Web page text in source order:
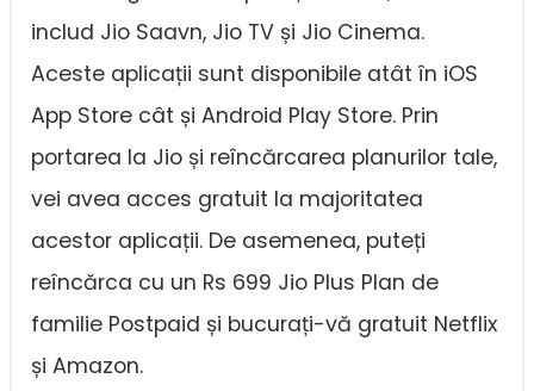
includ Jio Saavn, Jio TV și Jio Cinema.
Aceste aplicații sunt disponibile atât în iOS
App Store cât și Android Play Store. Prin
portarea la Jio și reîncărcarea planurilor tale,
vei avea acces gratuit la majoritatea
acestor aplicații. De asemenea, puteți
reîncărca cu un Rs 699 Jio Plus Plan de
familie Postpaid și bucurați-vă gratuit Netflix
și Amazon.